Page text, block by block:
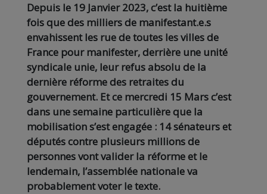
Depuis le 19 Janvier 2023, c’est la huitième
fois que des milliers de manifestant.e.s
envahissent les rue de toutes les villes de
France pour manifester, derrière une unité
syndicale unie, leur refus absolu de la
dernière réforme des retraites du
gouvernement. Et ce mercredi 15 Mars c’est
dans une semaine particulière que la
mobilisation s’est engagée : 14 sénateurs et
députés contre plusieurs millions de
personnes vont valider la réforme et le
lendemain, l’assemblée nationale va
probablement voter le texte.